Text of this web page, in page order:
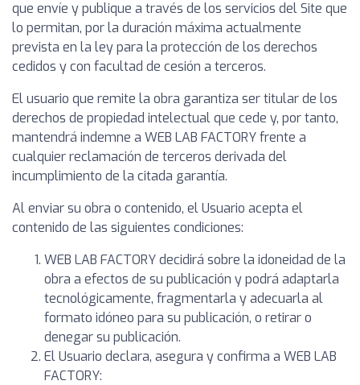
que envíe y publique a través de los servicios del Site que
lo permitan, por la duración máxima actualmente
prevista en la ley para la protección de los derechos
cedidos y con facultad de cesión a terceros.
El usuario que remite la obra garantiza ser titular de los
derechos de propiedad intelectual que cede y, por tanto,
mantendrá indemne a WEB LAB FACTORY frente a
cualquier reclamación de terceros derivada del
incumplimiento de la citada garantía.
Al enviar su obra o contenido, el Usuario acepta el
contenido de las siguientes condiciones:
WEB LAB FACTORY decidirá sobre la idoneidad de la
obra a efectos de su publicación y podrá adaptarla
tecnológicamente, fragmentarla y adecuarla al
formato idóneo para su publicación, o retirar o
denegar su publicación.
El Usuario declara, asegura y confirma a WEB LAB
FACTORY: